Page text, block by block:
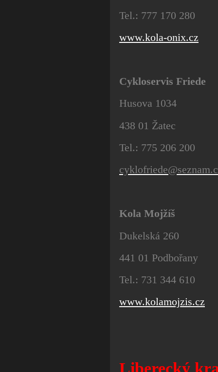
Tel.: 777 170 280
www.kola-onix.cz
Cykloservis Friede
Husova 1034
438 01 Žatec
Tel.: 775 206 200
Kola Mojžíš
Dukelská 260
441 01 Podbořany
Tel.: 731 344 610
www.kolamojzis.cz
Liberecký